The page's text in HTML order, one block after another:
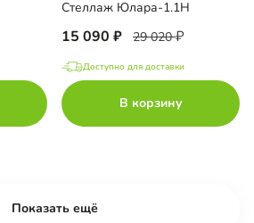
Стеллаж Юлара-1.1Н
15 090 29 020
Доступно для доставки
В корзину
Показать ещё